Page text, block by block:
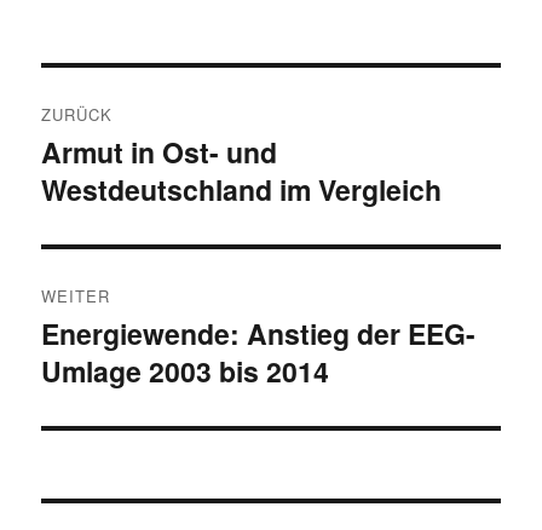
ZURÜCK
Vorheriger
Beitrag:
Armut in Ost- und
Westdeutschland im Vergleich
WEITER
Nächster
Beitrag:
Energiewende: Anstieg der EEG-
Umlage 2003 bis 2014